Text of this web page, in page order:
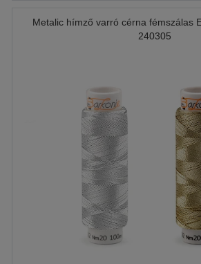
Metalic hímző varró cérna fémszálas
240305